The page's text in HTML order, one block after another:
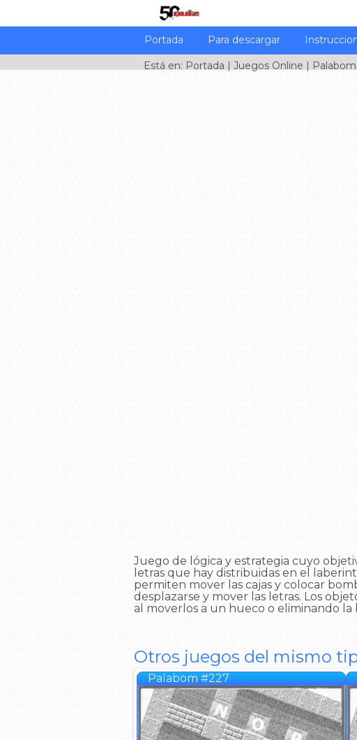
Portada Para descargar
Está en: Portada | Juegos Online | Palabom
Juego de lógica y estrategia cuyo
letras que hay distribuidas en el
permiten mover las cajas y colocar
desplazarse y mover las letras. Los
al moverlos a un hueco o eliminando la
Otros juegos del mismo
Palabom #227